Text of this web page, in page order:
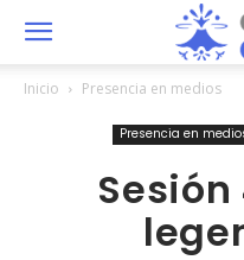
Inicio Presencia en medios
Presencia en
Sesión